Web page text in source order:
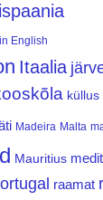
in English
Itaalia
küllus
Madeira Malta
Mauritius
raamat